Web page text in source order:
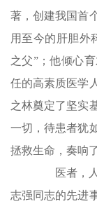
著，创建我国首
用至今的肝胆外
之父”；他倾心
任的高素质医学
之林奠定了坚实
一切，待患者犹
拯救生命，奏响
医者，人
志强同志的先进